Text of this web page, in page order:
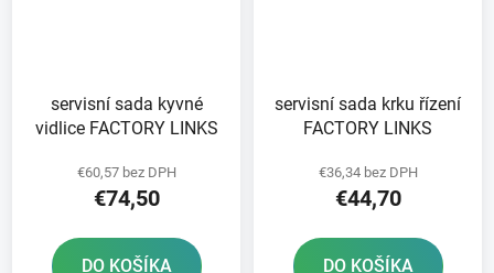
servisní sada kyvné
vidlice FACTORY LINKS
€60,57 bez DPH
€74,50
DO KOŠÍKA
servisní sada krku řízení
FACTORY LINKS
€36,34 bez DPH
€44,70
DO KOŠÍKA